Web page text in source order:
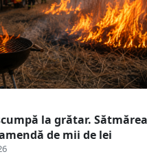
la grătar.
de mii de lei